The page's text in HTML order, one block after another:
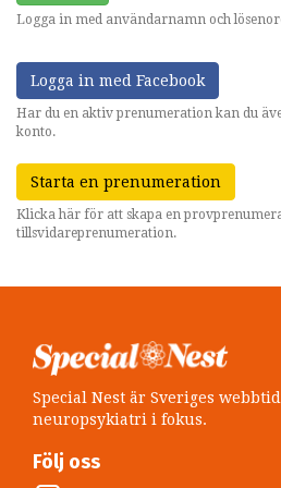
Logga in med användarnamn och
Logga in med Facebook
Har du en aktiv prenumeration kan du
konto.
Starta en prenumeration
Klicka här för att skapa en
tillsvidareprenumeration.
Special Nest är Sveriges
neuropsykiatri i fokus.
Följ oss